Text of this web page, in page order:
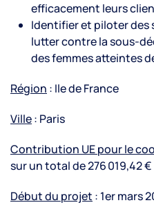
efficacement leurs
Identifier et piloter des
lutter contre la sous-
des femmes atteintes
Région : Ile de France
Ville: Paris
Contribution UE pour le
sur un total de 276 019,42 €
Début du projet : 1er mars